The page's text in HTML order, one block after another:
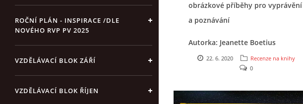
ROČNÍ PLÁN - INSPIRACE /DLE
NOVÉHO RVP PV 2025
VZDĚLÁVACÍ BLOK ZÁŘÍ
VZDĚLÁVACÍ BLOK ŘÍJEN
obrázkové příběhy pro vyprávění
a poznávání
Autorka: Jeanette Boetius
Ilustrace: Mile Penava
22. 6. 2020
Recenze na knihy
0